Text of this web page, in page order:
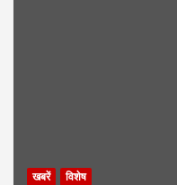
खबरें विशेष